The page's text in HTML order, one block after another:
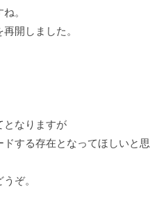
。
開しました。
となりますが
する存在となってほしいと思
ぞ。